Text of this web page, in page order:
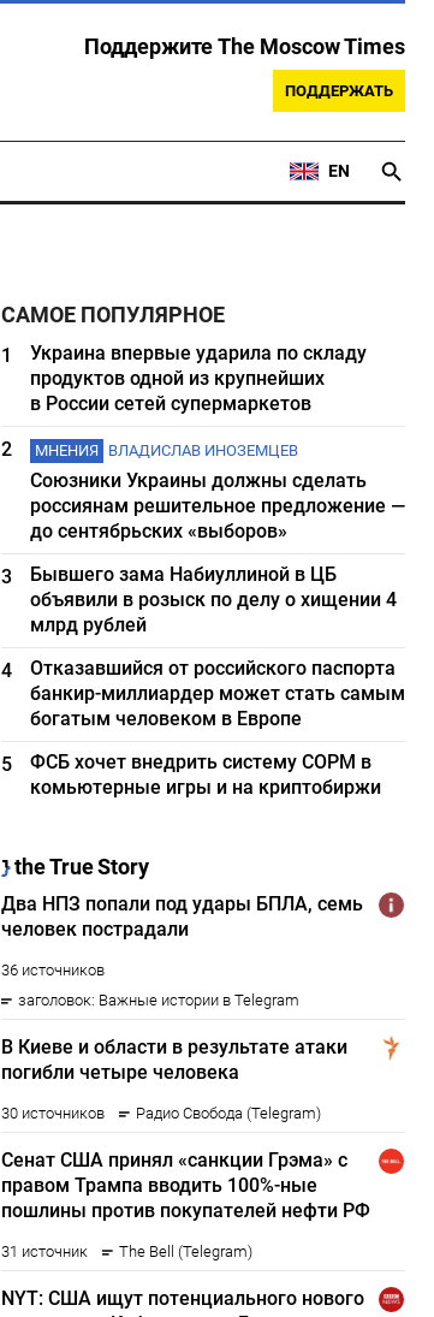
Поддержите The Moscow Times
ПОДДЕРЖАТЬ
EN
САМОЕ ПОПУЛЯРНОЕ
1
Украина впервые ударила по складу
продуктов одной из крупнейших
в России сетей супермаркетов
2
МНЕНИЯ ВЛАДИСЛАВ ИНОЗЕМЦЕВ
Союзники Украины должны сделать
россиянам решительное предложение —
до сентябрьских «выборов»
3
Бывшего зама Набиуллиной в ЦБ
объявили в розыск по делу о хищении 4
млрд рублей
4
Отказавшийся от российского паспорта
банкир-миллиардер может стать самым
богатым человеком в Европе
5
ФСБ хочет внедрить систему СОРМ в
комьютерные игры и на криптобиржи